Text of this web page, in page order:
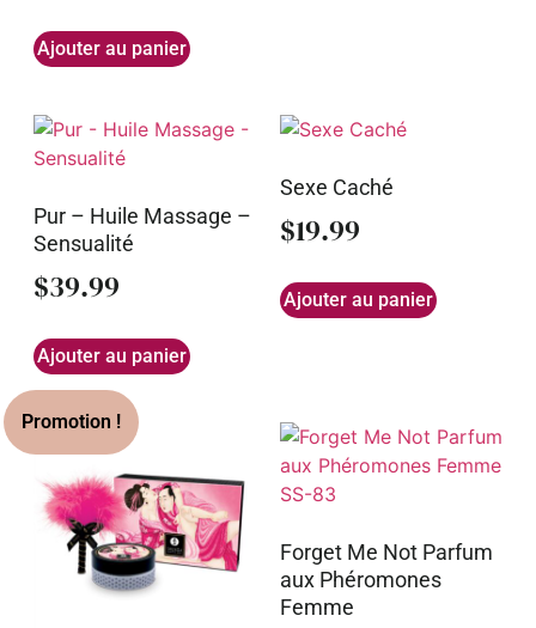
Ajouter au panier
Pur – Huile Massage –
Sensualité
$39.99
Ajouter au panier
Sexe Caché
$19.99
Ajouter au panier
Forget Me Not Parfum
aux Phéromones
Femme